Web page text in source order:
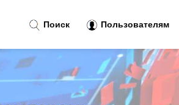
Поиск Пользователям